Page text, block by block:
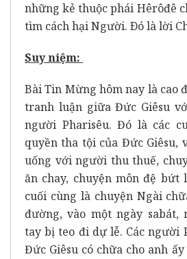
những kẻ thuộc phái Hêrôđê
tìm cách hại Người. Ðó là lời
Suy niệm:
Bài Tin Mừng hôm nay là cao
tranh luận giữa Đức Giêsu
người Pharisêu. Đó là các
quyền tha tội của Đức Giêsu,
uống với người thu thuế,
ăn chay, chuyện môn đệ bứt
cuối cùng là chuyện Ngài
đường, vào một ngày sabát,
tay bị teo đi dự lễ. Các người
Đức Giêsu có chữa cho anh